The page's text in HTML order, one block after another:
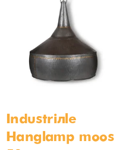
Hanglamp set van 3 lampen